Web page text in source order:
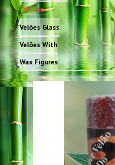
Velões
Velões Glass
Velões With
Wax Figures